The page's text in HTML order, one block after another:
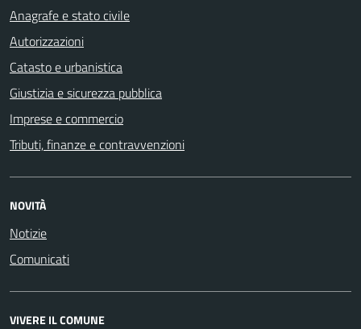
Anagrafe e stato civile
Autorizzazioni
Catasto e urbanistica
Giustizia e sicurezza pubblica
Imprese e commercio
Tributi, finanze e contravvenzioni
NOVITÀ
Notizie
Comunicati
VIVERE IL COMUNE